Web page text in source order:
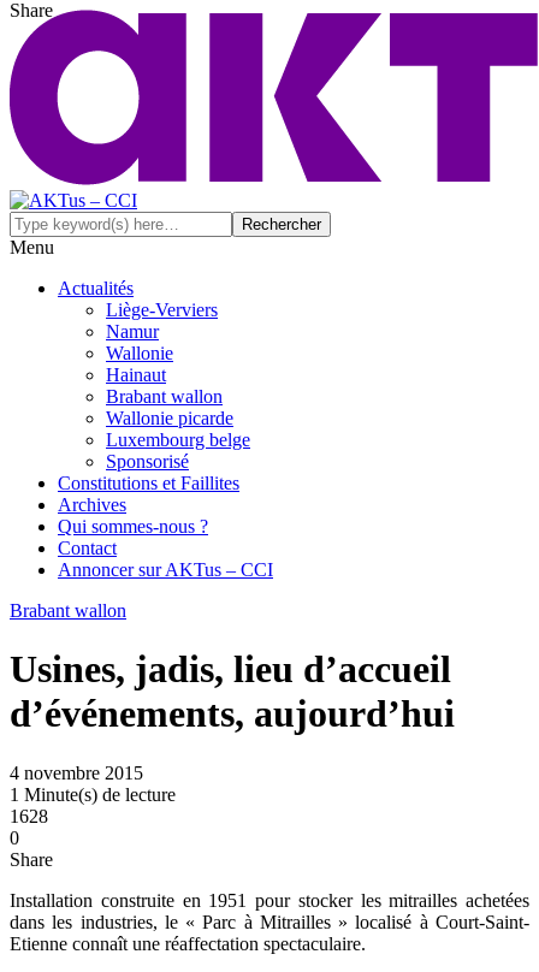
Menu
Actualités
Liège-Verviers
Namur
Wallonie
Hainaut
Brabant wallon
Wallonie picarde
Luxembourg belge
Sponsorisé
Constitutions et Faillites
Archives
Qui sommes-nous ?
Contact
Annoncer sur AKTus – CCI
Brabant wallon
Usines, jadis, lieu d’accueil
d’événements, aujourd’hui
4 novembre 2015
1 Minute(s) de lecture
1628
0
Share
Installation construite en 1951 pour stocker les mitrailles achetées
dans les industries, le « Parc à Mitrailles » localisé à Court-Saint-
Etienne connaît une réaffectation spectaculaire.
Share